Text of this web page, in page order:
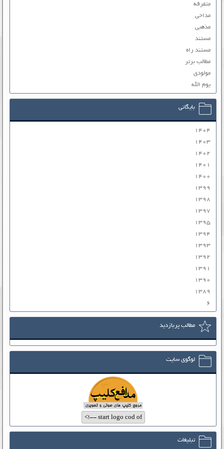
متفرقه
مداحی
مذهبی
مستند
مستند راه
مطالب برتر
مولودی
یوم الله
بایگانی
۱۴۰۴
۱۴۰۳
۱۴۰۲
۱۴۰۱
۱۴۰۰
۱۳۹۹
۱۳۹۸
۱۳۹۷
۱۳۹۵
۱۳۹۴
۱۳۹۳
۱۳۹۲
۱۳۹۱
۱۳۹۰
۱۳۸۹
۶
مطالب پربازدید
لوگوی سایت
تبلیغات